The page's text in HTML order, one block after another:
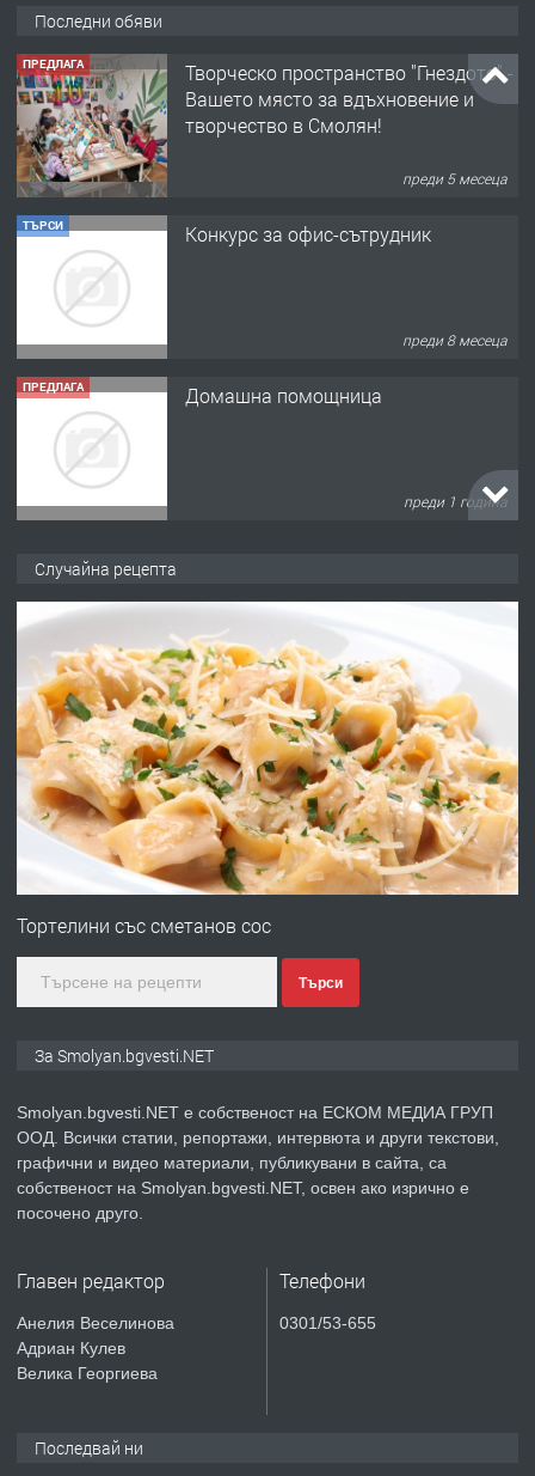
Последни обяви
ПРЕДЛАГА
Творческо пространство "Гнездото" -
Вашето място за вдъхновение и
творчество в Смолян!
преди 5 месеца
ТЪРСИ Конкурс за офис-сътрудник
преди 8 месеца
ПРЕДЛАГА Домашна помощница
преди 1 година
преди 2 години
ПРЕДЛАГА
УДЪЛЖАВАНЕ НА ЧОВЕШКИЯТ
ЖИВОТ И ПОДОБРЯВАНЕ НА
НЕГОВОТО КАЧЕСТВО
преди 2 години
Имот в Северна Гърция, до Кавала
преди 2 години
ПРЕДЛАГА КЪЩА В МАРОНЯ
ТЪРСИ
Случайна рецепта
Тортелини със сметанов сос
Търси
За Smolyan.bgvesti.NET
Smolyan.bgvesti.NET е собственост на ЕСКОМ МЕДИА ГРУП
ООД. Всички статии, репортажи, интервюта и други текстови,
графични и видео материали, публикувани в сайта, са
собственост на Smolyan.bgvesti.NET, освен ако изрично е
посочено друго.
Главен редактор
Анелия Веселинова
Адриан Кулев
Велика Георгиева
Телефони
0301/53-655
Последвай ни